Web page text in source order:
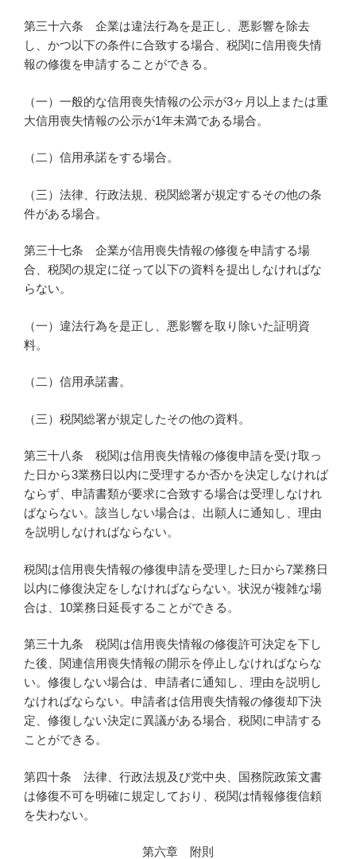
第三十六条 企業は違法行為を是正し、悪影響を除去
し、かつ以下の条件に合致する場合、税関に信用喪失情
報の修復を申請することができる。
（一）一般的な信用喪失情報の公示が3ヶ月以上または重
大信用喪失情報の公示が1年未満である場合。
（二）信用承諾をする場合。
（三）法律、行政法規、税関総署が規定するその他の条
件がある場合。
第三十七条 企業が信用喪失情報の修復を申請する場
合、税関の規定に従って以下の資料を提出しなければな
らない。
（一）違法行為を是正し、悪影響を取り除いた証明資
料。
（二）信用承諾書。
（三）税関総署が規定したその他の資料。
第三十八条 税関は信用喪失情報の修復申請を受け取っ
た日から3業務日以内に受理するか否かを決定しなければ
ならず、申請書類が要求に合致する場合は受理しなけれ
ばならない。該当しない場合は、出願人に通知し、理由
を説明しなければならない。
税関は信用喪失情報の修復申請を受理した日から7業務日
以内に修復決定をしなければならない。状況が複雑な場
合は、10業務日延長することができる。
第三十九条 税関は信用喪失情報の修復許可決定を下し
た後、関連信用喪失情報の開示を停止しなければならな
い。修復しない場合は、申請者に通知し、理由を説明し
なければならない。申請者は信用喪失情報の修復却下決
定、修復しない決定に異議がある場合、税関に申請する
ことができる。
第四十条 法律、行政法規及び党中央、国務院政策文書
は修復不可を明確に規定しており、税関は情報修復信頼
を失わない。
第六章 附則